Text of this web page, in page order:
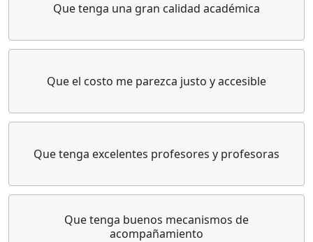
Que tenga una gran calidad académica
Que el costo me parezca justo y accesible
Que tenga excelentes profesores y profesoras
Que tenga buenos mecanismos de
acompañamiento